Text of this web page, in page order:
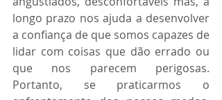
longo prazo nos ajuda a desenvolver
a confiança de que somos capazes de
lidar com coisas que dão errado ou
que nos parecem perigosas.
Portanto, se praticarmos o